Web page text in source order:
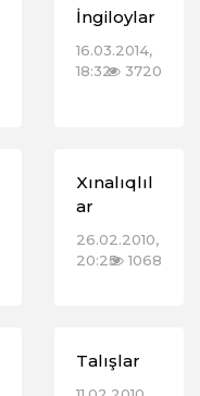
İngiloylar
16.03.2014,
18:32 3720
Xınalıqlıl
ar
26.02.2010,
20:25 1068
Talışlar